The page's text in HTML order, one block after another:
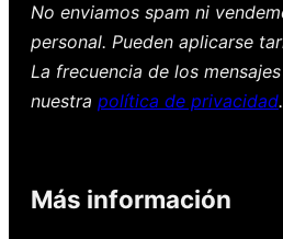
No enviamos spam ni
personal. Pueden aplicarse
La frecuencia de los
nuestra política de privacidad.
Más información